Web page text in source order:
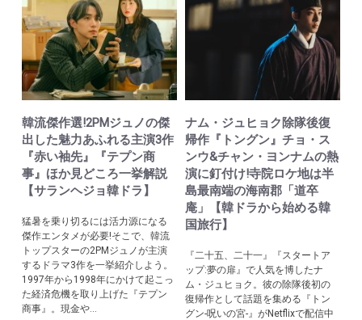
韓流傑作選!2PMジュノの傑
出した魅力あふれる主演3作
『赤い袖先』『テプン商
事』ほか見どころ一挙解説
【サランヘジョ韓ドラ】
猛暑を乗り切るには活力源になる
傑作エンタメが必要!そこで、韓流
トップスターの2PMジュノが主演
するドラマ3作を一挙紹介しよう。
1997年から1998年にかけて起こっ
た経済危機を取り上げた『テプン
商事』。現金や...
ナム・ジュヒョク除隊後復
帰作『トングン』チョ・ス
ンウ&チャン・ヨンナムの熱
演に釘付け!寺院ロケ地は半
島最南端の海南郡「道卒
庵」【韓ドラから始める韓
国旅行】
『二十五、二十一』『スタートア
ップ:夢の扉』で人気を博したナ
ム・ジュヒョク。彼の除隊後初の
復帰作として話題を集める『トン
グン-呪いの宮-』がNetflixで配信中